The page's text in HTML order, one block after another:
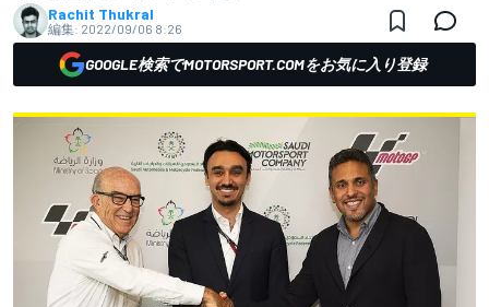
Rachit Thukral
編集: 2022/09/06 8:26
GOOGLE検索でMOTORSPORT.COMをお気に入り登録